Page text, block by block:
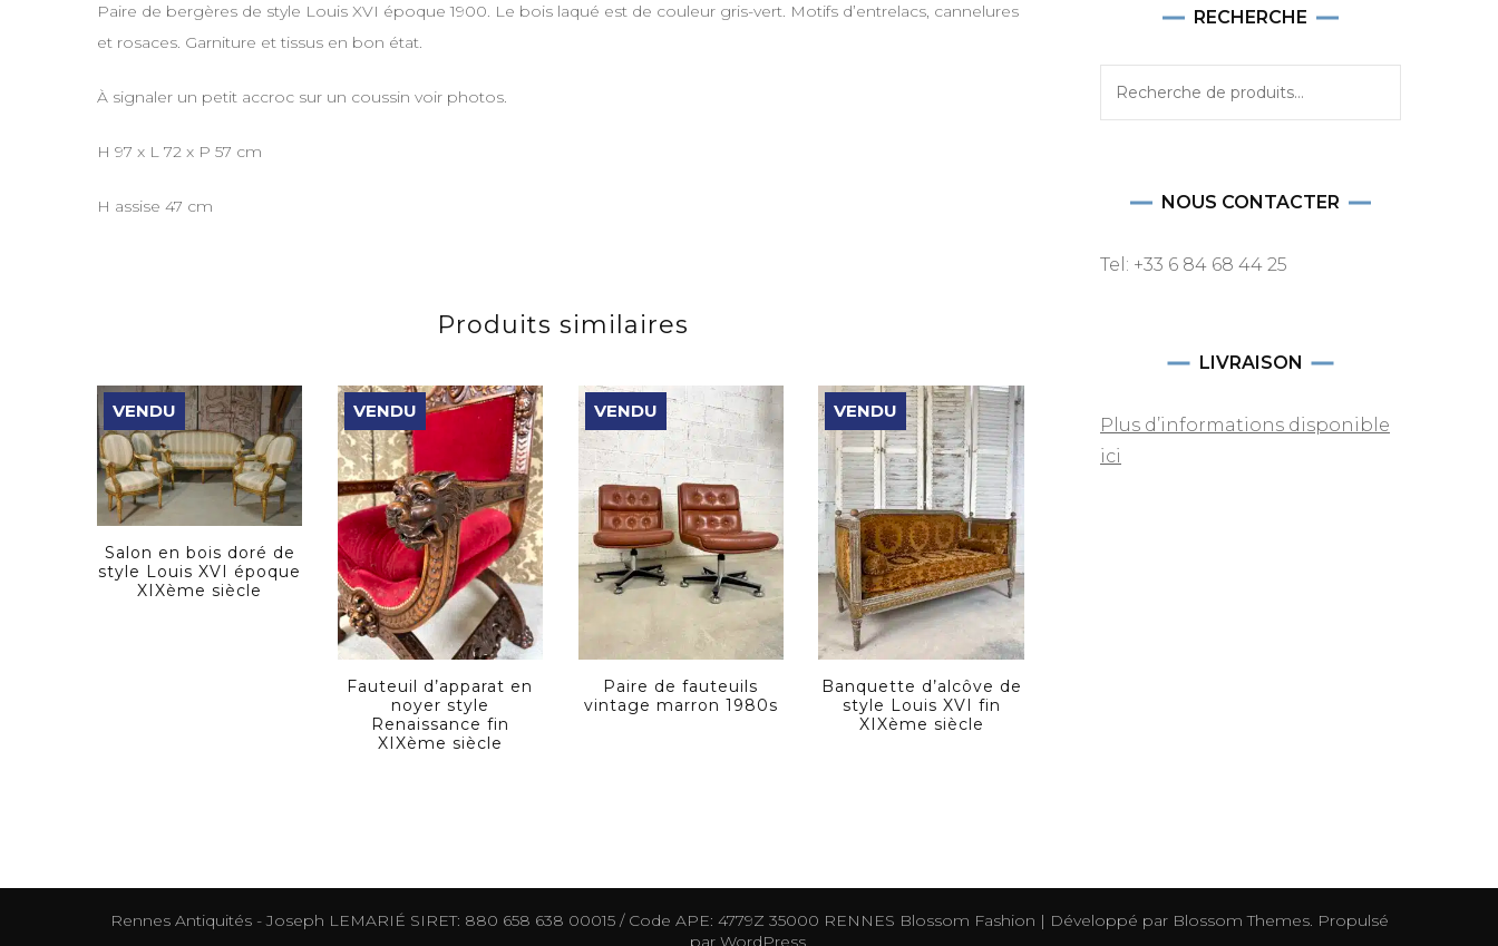
Paire de bergères de style Louis XVI époque 1900. Le bois laqué est de couleur gris-vert. Motifs d’entrelacs, cannelures
et rosaces. Garniture et tissus en bon état.
À signaler un petit accroc sur un coussin voir photos.
H 97 x L 72 x P 57 cm
H assise 47 cm
Produits similaires
VENDU
Salon en bois doré de
style Louis XVI époque
XIXème siècle
VENDU
Fauteuil d’apparat en
noyer style
Renaissance fin
XIXème siècle
VENDU
Paire de fauteuils
vintage marron 1980s
VENDU
Banquette d’alcôve de
style Louis XVI fin
XIXème siècle
RECHERCHE
NOUS CONTACTER
Tel: +33 6 84 68 44 25
LIVRAISON
Plus d’informations disponible
ici
Rennes Antiquités - Joseph LEMARIÉ SIRET: 880 658 638 00015 / Code APE: 4779Z 35000 RENNES Blossom Fashion | Développé parBlossom Themes. Propulsé
par WordPress.